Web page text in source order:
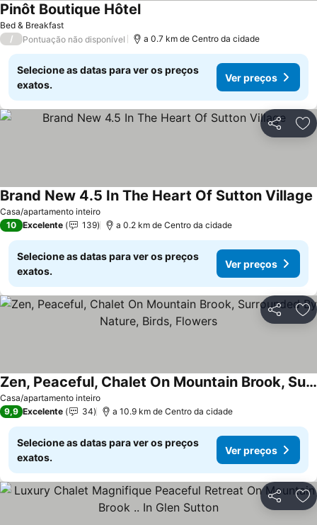
Bed & Breakfast
Pinôt Boutique HôtelVer preços
/ Pontuação não disponível a 0.7 km de Centro da cidade
Selecione as datas para ver os preços
exatos.
Ver preços
Partilhar
Casa/apartamento inteiro
Brand New 4.5 In The Heart Of Sutton Village
10 Excelente 139 a 0.2 km de Centro da cidade
Selecione as datas para ver os preços
exatos.
Ver preços
Partilhar
Casa/apartamento inteiro
Zen, Peaceful, Chalet On Mountain Brook, Surrounded By Nature, Birds, Flowers
Ver preços
9,9 Excelente 34 a 10.9 km de Centro da cidade
Selecione as datas para ver os preços
exatos.
Ver preços
Partilhar